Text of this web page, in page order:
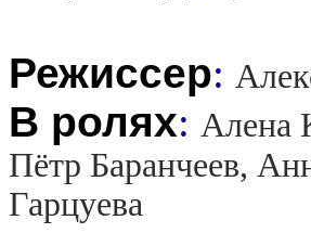
Режиссер:
В ролях: Алена
Пётр Баранчеев,
Гарцуева